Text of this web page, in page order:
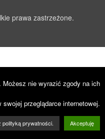
prawa zastrzeżone.
nie wyrazić zgody na ich
przeglądarce internetowej.
polityką prywatności. Akceptuję